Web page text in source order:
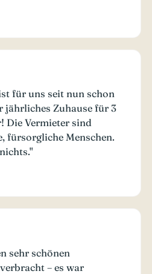
für uns seit nun schon
jährliches Zuhause für 3
Die Vermieter sind
fürsorgliche Menschen.
sehr schönen
– es war